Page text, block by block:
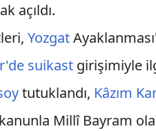
açıldı.
Yozgat
suikast girişimiyle
tutuklandı, Kâzım
kanunla Millî Bayram